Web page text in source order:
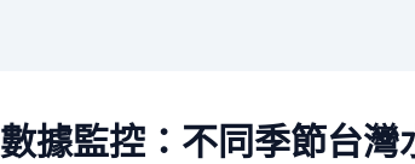
數據監控：不同季節台